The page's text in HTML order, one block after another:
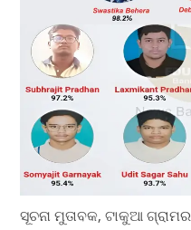
ସୂଚନା ମୁତାବକ, ଟାକୁଆ